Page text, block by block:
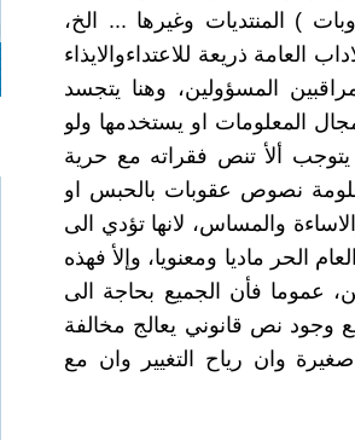
) المنتديات وغيرها ... الخ،
العامة ذريعة للاعتداءوالايذاء
المسؤولين، وهنا يتجسد
المعلومات او يستخدمها ولو
ألأ تنص فقراته مع حرية
نصوص عقوبات بالحبس او
والمساس، لانها تؤدي الى
الحر ماديا ومعنويا، وإلأ فهذه
عموما فأن الجميع بحاجة الى
نص قانوني يعالج مخالفة
وان رياح التغيير وان مع